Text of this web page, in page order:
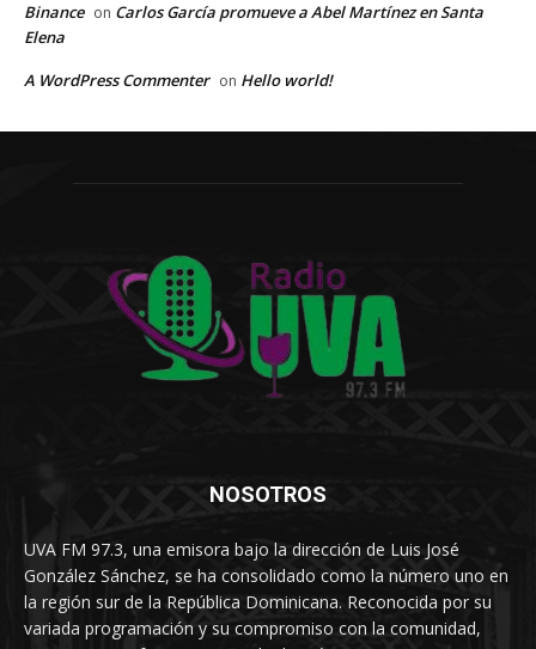
Binance on Carlos García promueve a Abel Martínez en Santa
Elena
A WordPress Commenter on Hello world!
NOSOTROS
UVA FM 97.3, una emisora bajo la dirección de Luis José
González Sánchez, se ha consolidado como la número uno en
la región sur de la República Dominicana. Reconocida por su
variada programación y su compromiso con la comunidad,